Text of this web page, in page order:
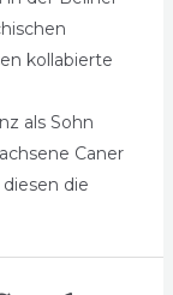
kollabierte
als Sohn
Caner
die